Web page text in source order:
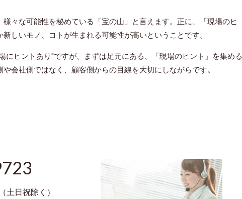
々な可能性を秘めている「宝の山」と言えます。正に、「現場のヒ
しいモノ、コトが生まれる可能性が高いということです。
にヒントあり"ですが、まずは足元にある、「現場のヒント」を集める
会社側ではなく、顧客側からの目線を大切にしながらです。
土日祝除く）